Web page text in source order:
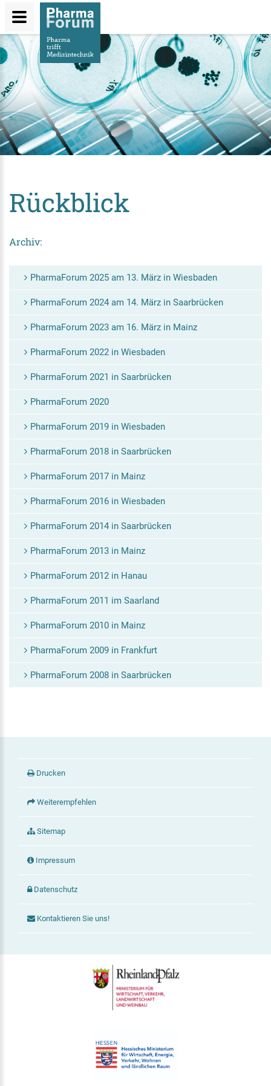
Direkt
zum
Inhalt
Rückblick
Archiv:
PharmaForum 2025 am 13. März in Wiesbaden
PharmaForum 2024 am 14. März in Saarbrücken
PharmaForum 2023 am 16. März in Mainz
PharmaForum 2022 in Wiesbaden
PharmaForum 2021 in Saarbrücken
PharmaForum 2020
PharmaForum 2019 in Wiesbaden
PharmaForum 2018 in Saarbrücken
PharmaForum 2017 in Mainz
PharmaForum 2016 in Wiesbaden
PharmaForum 2014 in Saarbrücken
PharmaForum 2013 in Mainz
PharmaForum 2012 in Hanau
PharmaForum 2011 im Saarland
PharmaForum 2010 in Mainz
PharmaForum 2009 in Frankfurt
PharmaForum 2008 in Saarbrücken
Drucken
Weiterempfehlen
Sitemap
Impressum
Datenschutz
Kontaktieren Sie uns!